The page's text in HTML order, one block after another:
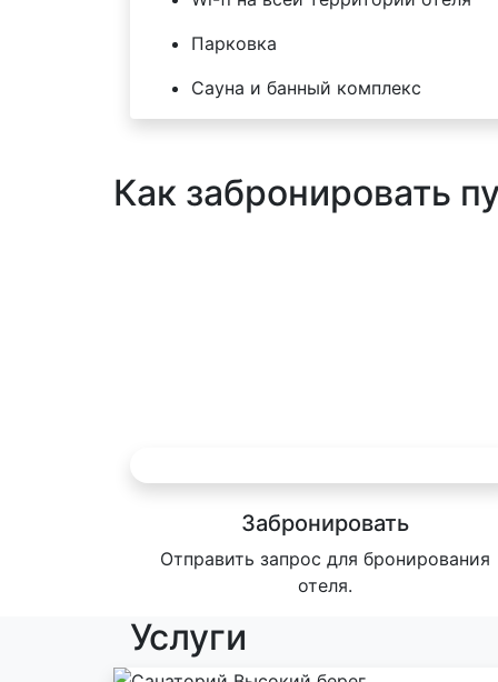
Парковка
Сауна и банный комплекс
Как забронировать
Забронировать
Отправить запрос для бронирования
отеля.
Услуги